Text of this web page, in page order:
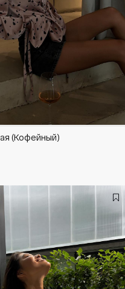
(Кофейный)